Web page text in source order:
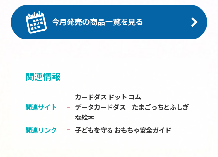
関連情報
関連サイト
カードダス ドット コム
データカードダス たまごっちとふしぎ
な絵本
関連リンク
子どもを守る おもちゃ安全ガイド